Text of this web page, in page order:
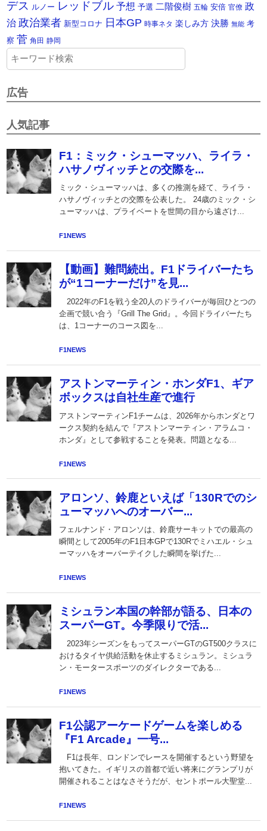
デス ルノー レッドブル 予想 予選 二階俊樹 五輪 安倍 官僚 政
治 政治業者 新型コロナ 日本GP 時事ネタ 楽しみ方 決勝 無能 考
察 菅 角田 静岡
広告
人気記事